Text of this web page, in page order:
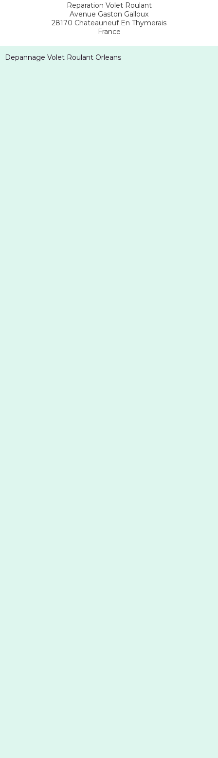
Reparation Volet Roulant
Avenue Gaston Galloux
28170 Chateauneuf En Thymerais
France
Depannage Volet Roulant Orleans